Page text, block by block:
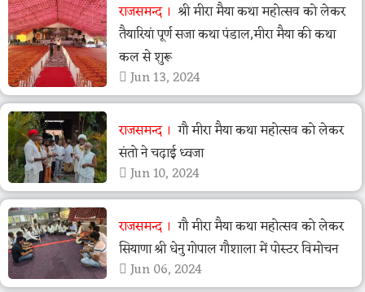
राजसमन्द
श्री मीरा मैया कथा महोत्सव को लेकर
तैयारियां पूर्ण सजा कथा पंडाल,मीरा मैया की कथा
कल से शुरू
Jun 13, 2024
राजसमन्द
गौ मीरा मैया कथा महोत्सव को लेकर
संतो ने चढ़ाई ध्वजा
Jun 10, 2024
राजसमन्द
गौ मीरा मैया कथा महोत्सव को लेकर
सियाणा श्री धेनु गोपाल गौशाला में पोस्टर विमोचन
Jun 06, 2024